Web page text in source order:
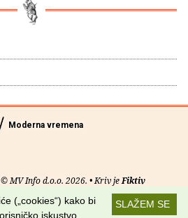
Moderna vremena
MV Info d.o.o. 2026. • Kriv jeFiktiv
Uvjeti korištenja RSS kanaliSLAŽEM SE
(„cookies“) kako bi
iskustvo.